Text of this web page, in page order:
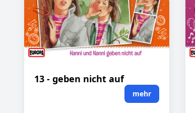
13 - geben nicht auf
mehr